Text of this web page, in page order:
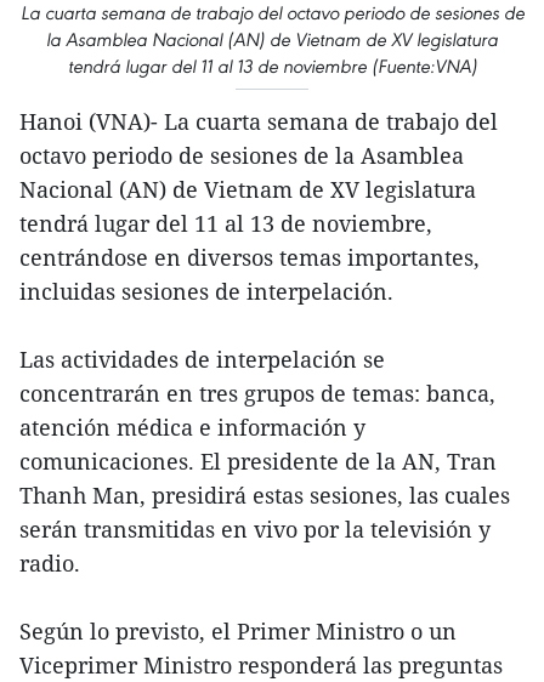
La cuarta semana de trabajo del octavo periodo de sesiones de
la Asamblea Nacional (AN) de Vietnam de XV legislatura
tendrá lugar del 11 al 13 de noviembre (Fuente:VNA)
Hanoi (VNA)- La cuarta semana de trabajo del
octavo periodo de sesiones de la Asamblea
Nacional (AN) de Vietnam de XV legislatura
tendrá lugar del 11 al 13 de noviembre,
centrándose en diversos temas importantes,
incluidas sesiones de interpelación.
Las actividades de interpelación se
concentrarán en tres grupos de temas: banca,
atención médica e información y
comunicaciones. El presidente de la AN, Tran
Thanh Man, presidirá estas sesiones, las cuales
serán transmitidas en vivo por la televisión y
radio.
Según lo previsto, el Primer Ministro o un
Viceprimer Ministro responderá las preguntas